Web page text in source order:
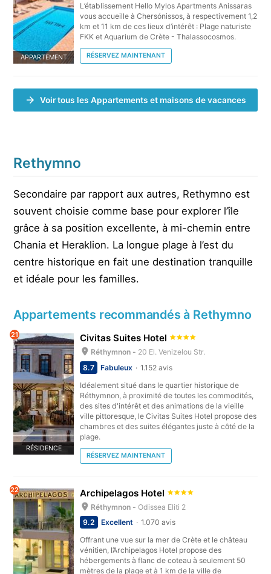
APPARTEMENT
L’établissement Hello Mylos Apartments Anissaras
vous accueille à Chersónissos, à respectivement 1,2
km et 11 km de ces lieux d’intérêt : Plage naturiste
FKK et Aquarium de Crète - Thalassocosmos.
RÉSERVEZ MAINTENANT
Voir tous les Appartements et maisons de vacances
Rethymno
Secondaire par rapport aux autres, Rethymno est
souvent choisie comme base pour explorer l’île
grâce à sa position excellente, à mi-chemin entre
Chania et Heraklion. La longue plage à l’est du
centre historique en fait une destination tranquille
et idéale pour les familles.
Appartements recommandés à Rethymno
RÉSIDENCE
21 Civitas Suites Hotel
Réthymnon - 20 El. Venizelou Str.
8.7
Fabuleux
1.152 avis
Idéalement situé dans le quartier historique de
Réthymnon, à proximité de toutes les commodités,
des sites d'intérêt et des animations de la vieille
ville pittoresque, le Civitas Suites Hotel propose des
chambres et des suites élégantes juste à côté de la
plage.
RÉSERVEZ MAINTENANT
22 Archipelagos Hotel
Réthymnon -Odissea Eliti 2
9.2
Excellent
1.070 avis
Offrant une vue sur la mer de Crète et le château
vénitien, l’Archipelagos Hotel propose des
hébergements à flanc de coteau à seulement 50
mètres de la plage et à 1 km de la ville de